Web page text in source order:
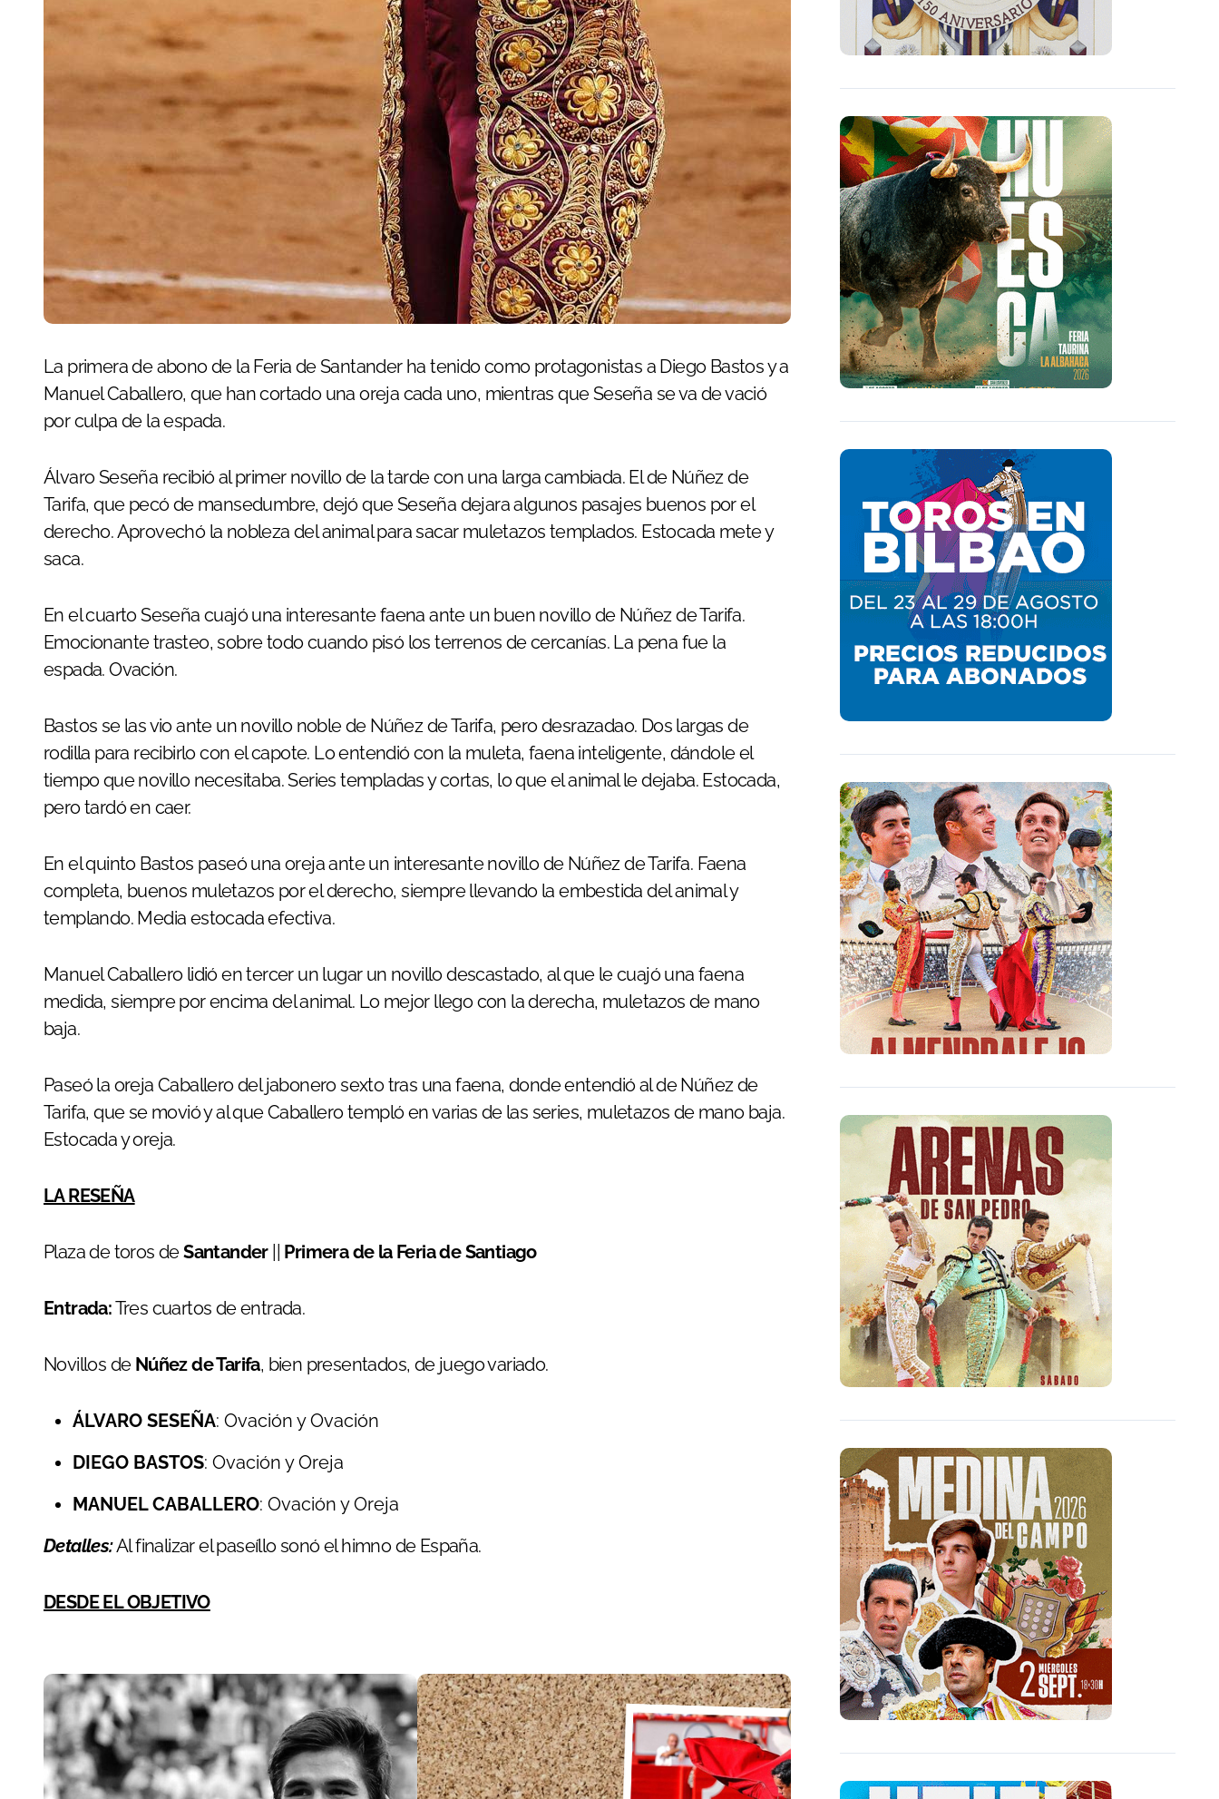
La primera de abono de la Feria de Santander ha tenido como protagonistas a Diego Bastos y a
Manuel Caballero, que han cortado una oreja cada uno, mientras que Seseña se va de vació
por culpa de la espada.
Álvaro Seseña recibió al primer novillo de la tarde con una larga cambiada. El de Núñez de
Tarifa, que pecó de mansedumbre, dejó que Seseña dejara algunos pasajes buenos por el
derecho. Aprovechó la nobleza del animal para sacar muletazos templados. Estocada mete y
saca.
En el cuarto Seseña cuajó una interesante faena ante un buen novillo de Núñez de Tarifa.
Emocionante trasteo, sobre todo cuando pisó los terrenos de cercanías. La pena fue la
espada. Ovación.
Bastos se las vio ante un novillo noble de Núñez de Tarifa, pero desrazadao. Dos largas de
rodilla para recibirlo con el capote. Lo entendió con la muleta, faena inteligente, dándole el
tiempo que novillo necesitaba. Series templadas y cortas, lo que el animal le dejaba. Estocada,
pero tardó en caer.
En el quinto Bastos paseó una oreja ante un interesante novillo de Núñez de Tarifa. Faena
completa, buenos muletazos por el derecho, siempre llevando la embestida del animal y
templando. Media estocada efectiva.
Manuel Caballero lidió en tercer un lugar un novillo descastado, al que le cuajó una faena
medida, siempre por encima del animal. Lo mejor llego con la derecha, muletazos de mano
baja.
Paseó la oreja Caballero del jabonero sexto tras una faena, donde entendió al de Núñez de
Tarifa, que se movió y al que Caballero templó en varias de las series, muletazos de mano baja.
Estocada y oreja.
LA RESEÑA
Plaza de toros deSantander|| Primera de la Feria de Santiago
Entrada:Tres cuartos de entrada.
Novillos de Núñez de Tarifa, bien presentados, de juego variado.
ÁLVARO SESEÑA: Ovación y Ovación
DIEGO BASTOS: Ovación y Oreja
MANUEL CABALLERO: Ovación y Oreja
Detalles:Al finalizar el paseíllo sonó el himno de España.
DESDE EL OBJETIVO